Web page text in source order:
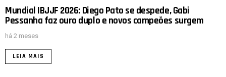
Mundial IBJJF 2026: Diego Pato se despede, Gabi
Pessanha faz ouro duplo e novos campeões surgem
há 2 meses
LEIA MAIS